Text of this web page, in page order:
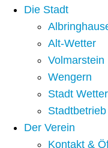
Die Stadt
Alt-Wetter​
Volmarstein
Wengern
Stadt Wetter
Der Verein
Kontakt &